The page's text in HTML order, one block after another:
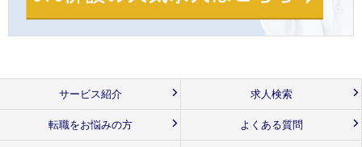
サービス紹介 求人検索
転職をお悩みの方 よくある質問